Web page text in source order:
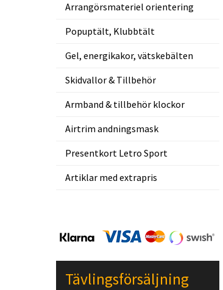
Arrangörsmateriel orientering
Popuptält, Klubbtält
Gel, energikakor, vätskebälten
Skidvallor & Tillbehör
Armband & tillbehör klockor
Airtrim andningsmask
Presentkort Letro Sport
Artiklar med extrapris
Tävlingsförsäljning